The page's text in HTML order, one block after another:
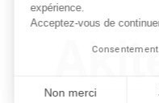
expérience.
Acceptez-vous de
Non merci